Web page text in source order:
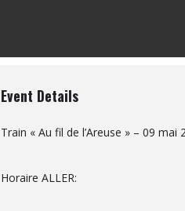
Event Details
Train « Au fil de l’Areuse » – 09 mai
Horaire ALLER: